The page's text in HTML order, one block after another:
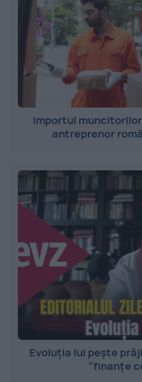
Importul
antreprenor
Evoluția lui pește
”finanțe